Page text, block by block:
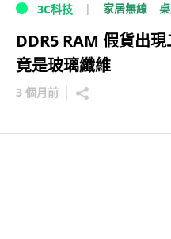
3C科技 家居無線
DDR5 RAM 假貨出
竟是玻璃纖維
3 個月前